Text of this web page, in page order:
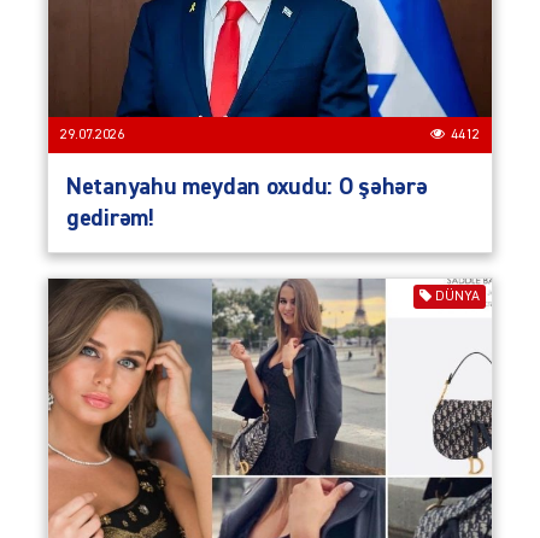
29.07.2026 4412
Netanyahu meydan oxudu: O şəhərə
gedirəm!
DÜNYA